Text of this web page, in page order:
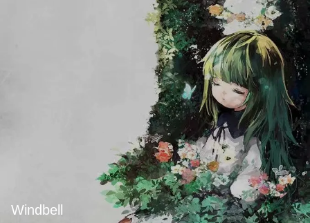
Windbell